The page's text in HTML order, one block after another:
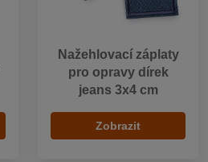
Nažehlovací záplaty
pro opravy dírek
jeans 3x4 cm
Zobrazit